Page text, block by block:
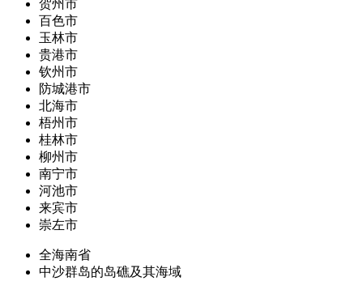
贺州市
百色市
玉林市
贵港市
钦州市
防城港市
北海市
梧州市
桂林市
柳州市
南宁市
河池市
来宾市
崇左市
全海南省
中沙群岛的岛礁及其海域